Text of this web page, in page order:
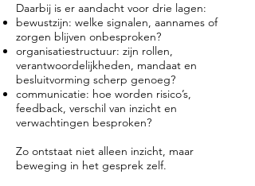
Daarbij is er aandacht voor drie lagen:
bewustzijn: welke signalen, aannames of
zorgen blijven onbesproken?
organisatiestructuur: zijn rollen,
verantwoordelijkheden, mandaat en
besluitvorming scherp genoeg?
communicatie: hoe worden risico’s,
feedback, verschil van inzicht en
verwachtingen besproken?
Zo ontstaat niet alleen inzicht, maar
beweging in het gesprek zelf.